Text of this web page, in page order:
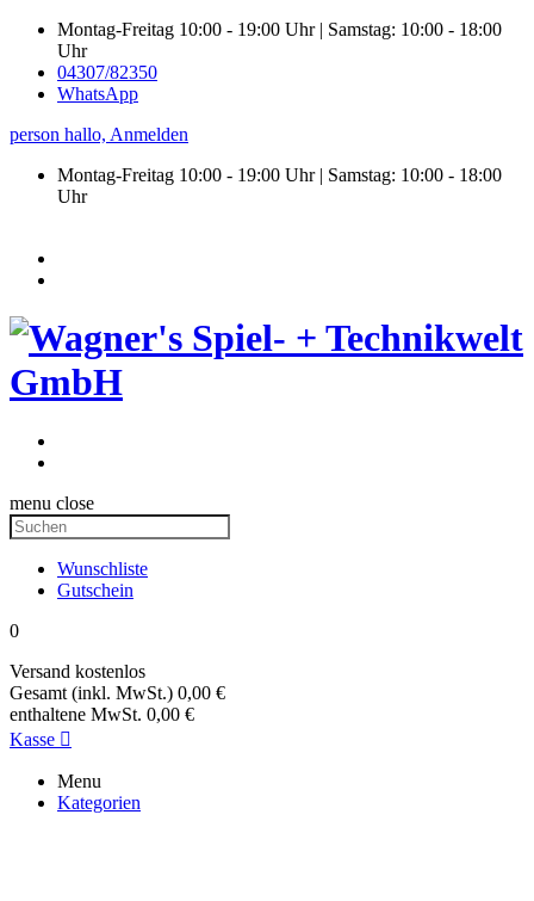
Montag-Freitag 10:00 - 19:00 Uhr | Samstag: 10:00 - 18:00
Uhr
04307/82350
WhatsApp
person hallo, Anmelden
Montag-Freitag 10:00 - 19:00 Uhr | Samstag: 10:00 - 18:00
Uhr
menu close
Wunschliste
Gutschein
0
Versand kostenlos
Gesamt (inkl. MwSt.) 0,00 €
enthaltene MwSt. 0,00 €
Kasse 
Menu
Kategorien